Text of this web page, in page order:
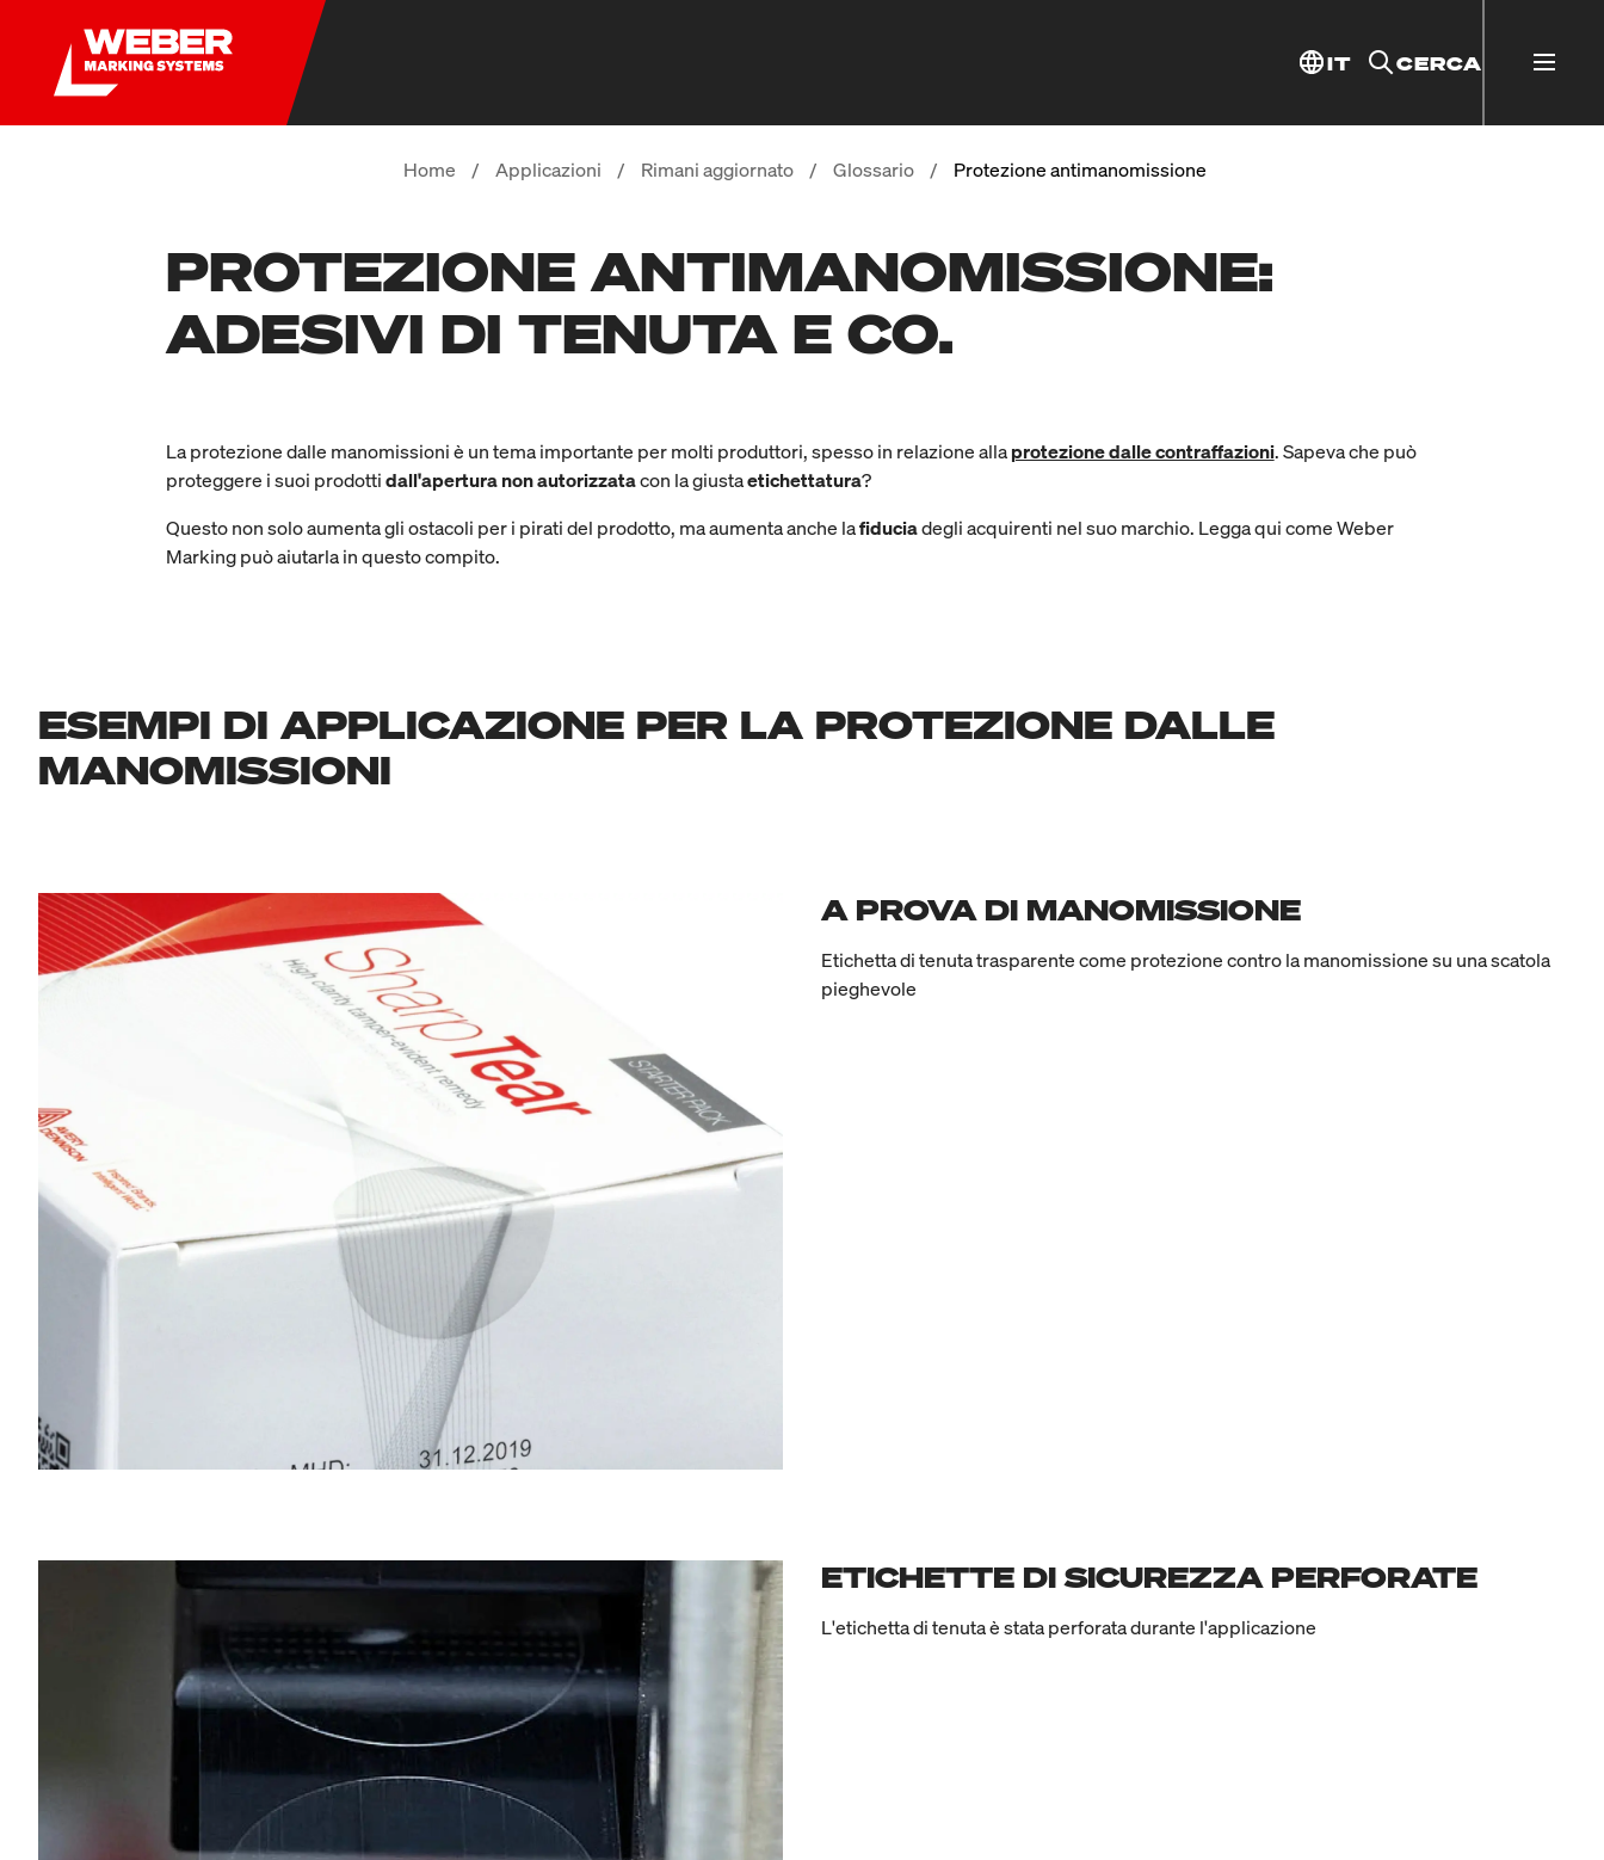
IT CERCA
Home / Applicazioni / Rimani aggiornato / Glossario / Protezione antimanomissione
PROTEZIONE ANTIMANOMISSIONE:
ADESIVI DI TENUTA E CO.
La protezione dalle manomissioni è un tema importante per molti produttori, spesso in relazione allaprotezione dalle contraffazioni. Sapeva che può
proteggere i suoi prodottidall'apertura non autorizzatacon la giustaetichettatura?
Questo non solo aumenta gli ostacoli per i pirati del prodotto, ma aumenta anche lafiduciadegli acquirenti nel suo marchio. Legga qui come Weber
Marking può aiutarla in questo compito.
ESEMPI DI APPLICAZIONE PER LA PROTEZIONE DALLE
MANOMISSIONI
A PROVA DI MANOMISSIONE
Etichetta di tenuta trasparente come protezione contro la manomissione su una scatola
pieghevole
ETICHETTE DI SICUREZZA PERFORATE
L'etichetta di tenuta è stata perforata durante l'applicazione